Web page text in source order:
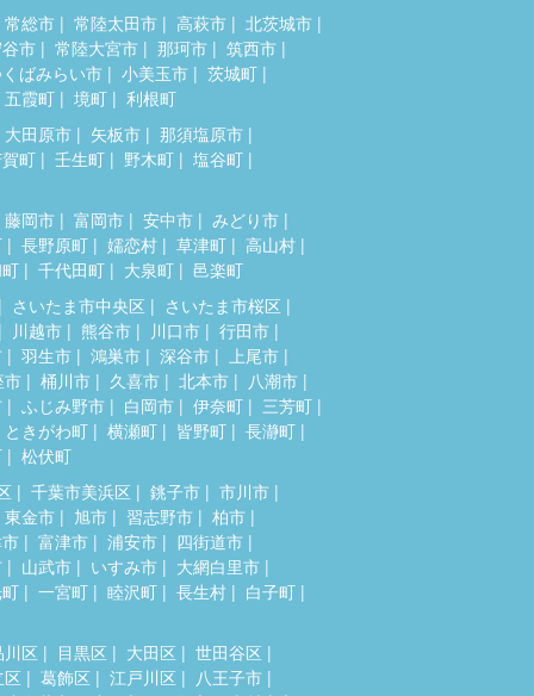
常総市
常陸太田市 高萩市
北茨城市
市
常陸大宮市 那珂市
筑西市
ばみらい市
小美玉市
茨城町
五霞町
境町
利根町
大田原市
矢板市
那須塩原市
町
壬生町 野木町 塩谷町
藤岡市 富岡市 安中市
みどり市
長野原町 嬬恋村 草津町
高山村
千代田町 大泉町
邑楽町
さいたま市中央区
さいたま市桜区
川越市
熊谷市 川口市
行田市
羽生市 鴻巣市 深谷市
上尾市
市
桶川市 久喜市 北本市
八潮市
ふじみ野市 白岡市 伊奈町
三芳町
ときがわ町
横瀬町 皆野町
長瀞町
松伏町
千葉市美浜区 銚子市
市川市
東金市
旭市 習志野市
柏市
富津市 浦安市
四街道市
山武市 いすみ市
大網白里市
一宮町 睦沢町 長生村 白子町
川区 目黒区 大田区
世田谷区
葛飾区 江戸川区
八王子市